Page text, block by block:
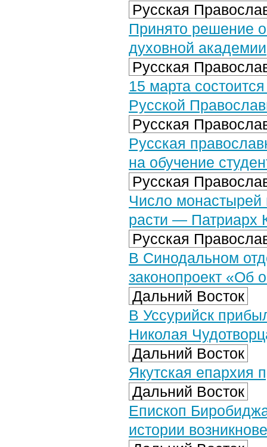
Русская
Принято решение
духовной академии
Русская
15 марта
Русской
Русская
Русская
на обучение
Русская
Число монастырей
расти — Патриарх
Русская
В Синодальном
законопроект «Об
Дальний Восток
В Уссурийск
Николая
Дальний Восток
Якутская епархия
Дальний Восток
Епископ
истории